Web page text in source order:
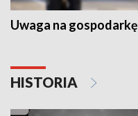
Uwaga na gospodarkę
HISTORIA